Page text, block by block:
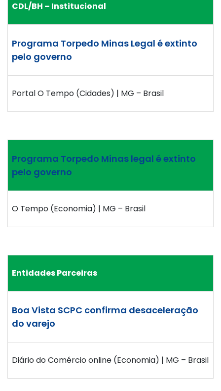
CDL/BH – Institucional
Programa Torpedo Minas Legal é extinto
pelo governo
Portal O Tempo (Cidades) | MG – Brasil
Programa Torpedo Minas legal é extinto
pelo governo
O Tempo (Economia) | MG – Brasil
Entidades Parceiras
Boa Vista SCPC confirma desaceleração
do varejo
Diário do Comércio online (Economia) | MG – Brasil